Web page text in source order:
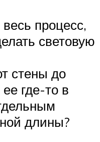
процесс,
световую
стены до
где-то в
длины?